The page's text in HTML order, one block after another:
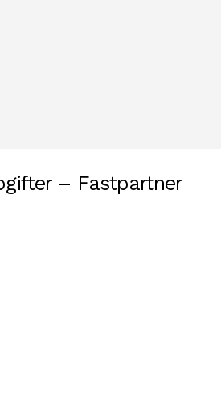
– Fastpartner